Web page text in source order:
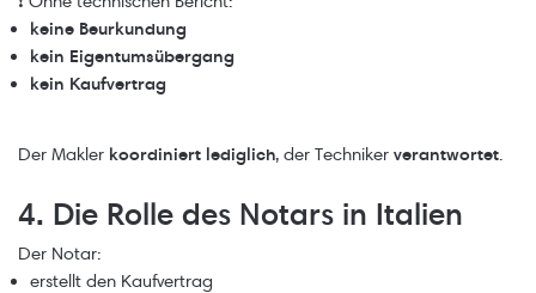
keine Beurkundung
kein Eigentumsübergang
kein Kaufvertrag
Der Makler koordiniert lediglich, der Techniker verantwortet
4. Die Rolle des Notars in Italien
Der Notar:
erstellt den Kaufvertrag